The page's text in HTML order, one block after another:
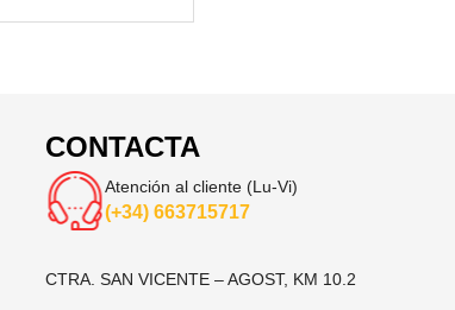
CONTACTA
Atención al cliente (Lu-Vi)
(+34) 663715717
CTRA. SAN VICENTE – AGOST, KM 10.2